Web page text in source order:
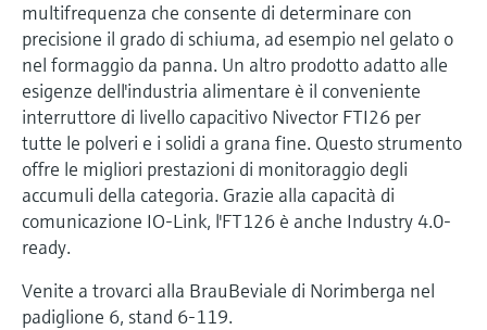
multifrequenza che consente di determinare con
precisione il grado di schiuma, ad esempio nel gelato o
nel formaggio da panna. Un altro prodotto adatto alle
esigenze dell'industria alimentare è il conveniente
interruttore di livello capacitivo Nivector FTI26 per
tutte le polveri e i solidi a grana fine. Questo strumento
offre le migliori prestazioni di monitoraggio degli
accumuli della categoria. Grazie alla capacità di
comunicazione IO-Link, l'FT126 è anche Industry 4.0-
ready.
Venite a trovarci alla BrauBeviale di Norimberga nel
padiglione 6, stand 6-119.